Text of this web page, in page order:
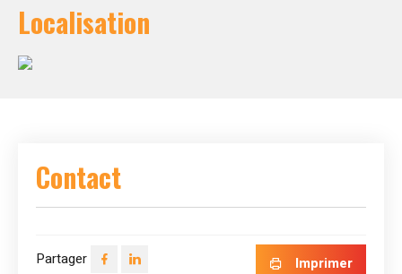
Localisation
Contact
Partager Imprimer